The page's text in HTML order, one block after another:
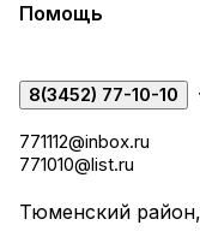
Помощь
8(3452) 77-10-10
771112@inbox.ru
771010@list.ru
Тюменский